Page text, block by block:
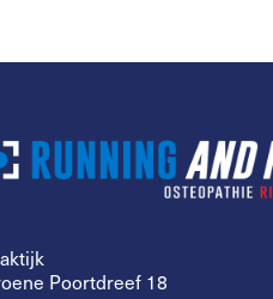
Poortdreef 18